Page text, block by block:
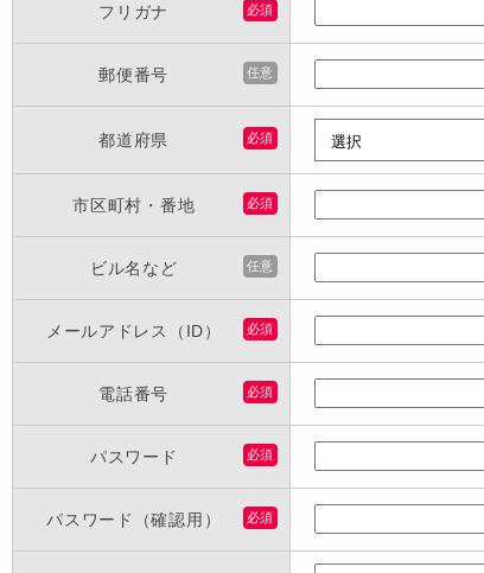
フリガナ 必須
郵便番号 任意
都道府県 必須
市区町村・番地 必須
ビル名など 任意
メールアドレス（ID） 必須
電話番号 必須
パスワード 必須
パスワード（確認用） 必須